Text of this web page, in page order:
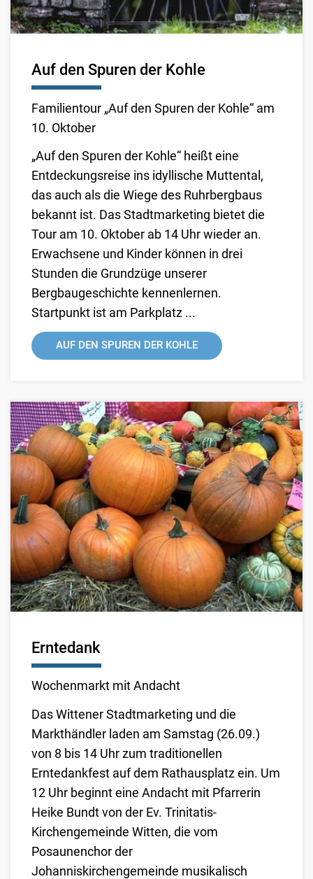
Auf den Spuren der Kohle
Familientour „Auf den Spuren der Kohle“ am
10. Oktober
„Auf den Spuren der Kohle“ heißt eine
Entdeckungsreise ins idyllische Muttental,
das auch als die Wiege des Ruhrbergbaus
bekannt ist. Das Stadtmarketing bietet die
Tour am 10. Oktober ab 14 Uhr wieder an.
Erwachsene und Kinder können in drei
Stunden die Grundzüge unserer
Bergbaugeschichte kennenlernen.
Startpunkt ist am Parkplatz ...
AUF DEN SPUREN DER KOHLE
Erntedank
Wochenmarkt mit Andacht
Das Wittener Stadtmarketing und die
Markthändler laden am Samstag (26.09.)
von 8 bis 14 Uhr zum traditionellen
Erntedankfest auf dem Rathausplatz ein. Um
12 Uhr beginnt eine Andacht mit Pfarrerin
Heike Bundt von der Ev. Trinitatis-
Kirchengemeinde Witten, die vom
Posaunenchor der
Johanniskirchengemeinde musikalisch